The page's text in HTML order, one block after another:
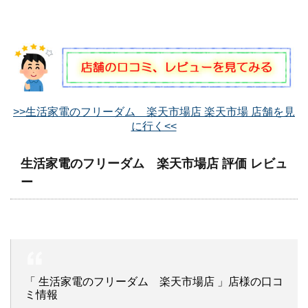
>>生活家電のフリーダム 楽天市場店 楽天市場 店舗を見
に行く<<
生活家電のフリーダム 楽天市場店 評価 レビュ
ー
「 生活家電のフリーダム 楽天市場店 」店様の口コ
ミ情報